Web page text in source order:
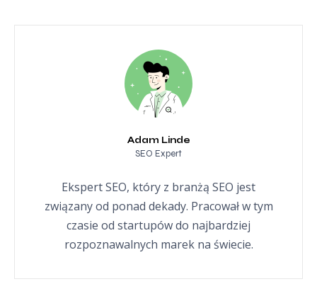
Adam Linde
SEO Expert
Ekspert SEO, który z branżą SEO jest
związany od ponad dekady. Pracował w tym
czasie od startupów do najbardziej
rozpoznawalnych marek na świecie.